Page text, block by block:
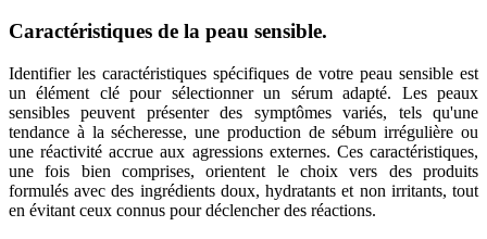
Caractéristiques de la peau sensible.
Identifier les caractéristiques spécifiques de votre peau sensible est
un élément clé pour sélectionner un sérum adapté. Les peaux
sensibles peuvent présenter des symptômes variés, tels qu'une
tendance à la sécheresse, une production de sébum irrégulière ou
une réactivité accrue aux agressions externes. Ces caractéristiques,
une fois bien comprises, orientent le choix vers des produits
formulés avec des ingrédients doux, hydratants et non irritants, tout
en évitant ceux connus pour déclencher des réactions.